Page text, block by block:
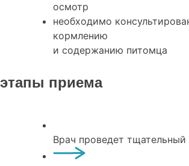
осмотр
необходимо
кормлению
и содержанию питомца
этапы приема
Врач проведет